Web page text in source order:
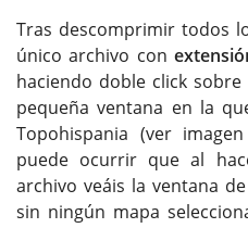
Tras descomprimir todos
único archivo con
haciendo doble click
pequeña ventana en la
Topohispania (ver
puede ocurrir que al
archivo veáis la ventana
sin ningún mapa